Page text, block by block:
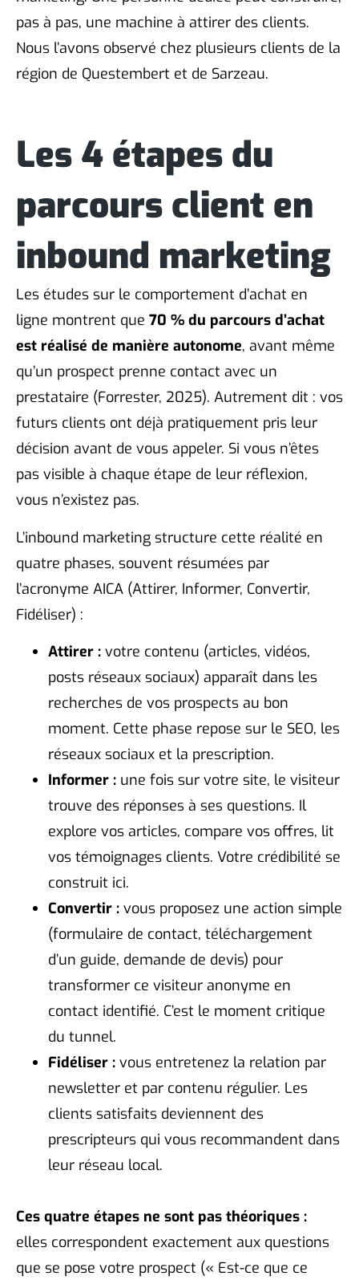
pas à pas, une machine à attirer des clients.
Nous l’avons observé chez plusieurs clients de la
région de Questembert et de Sarzeau.
Les 4 étapes du
parcours client en
inbound marketing
Les études sur le comportement d’achat en
ligne montrent que 70 % du parcours d’achat
est réalisé de manière autonome, avant même
qu’un prospect prenne contact avec un
prestataire (Forrester, 2025). Autrement dit : vos
futurs clients ont déjà pratiquement pris leur
décision avant de vous appeler. Si vous n’êtes
pas visible à chaque étape de leur réflexion,
vous n’existez pas.
L’inbound marketing structure cette réalité en
quatre phases, souvent résumées par
l’acronyme AICA (Attirer, Informer, Convertir,
Fidéliser) :
Attirer : votre contenu (articles, vidéos,
posts réseaux sociaux) apparaît dans les
recherches de vos prospects au bon
moment. Cette phase repose sur le SEO, les
réseaux sociaux et la prescription.
Informer : une fois sur votre site, le visiteur
trouve des réponses à ses questions. Il
explore vos articles, compare vos offres, lit
vos témoignages clients. Votre crédibilité se
construit ici.
Convertir : vous proposez une action simple
(formulaire de contact, téléchargement
d’un guide, demande de devis) pour
transformer ce visiteur anonyme en
contact identifié. C’est le moment critique
du tunnel.
Fidéliser : vous entretenez la relation par
newsletter et par contenu régulier. Les
clients satisfaits deviennent des
prescripteurs qui vous recommandent dans
leur réseau local.
Ces quatre étapes ne sont pas théoriques :
elles correspondent exactement aux questions
que se pose votre prospect (« Est-ce que ce